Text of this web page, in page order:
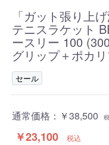
「ガット張り上
テニスラケット
ースリー 100
グリップ＋ポカリ
セール
通常価格： ￥38,500
￥23,100 税込